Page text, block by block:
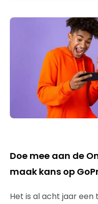
Doe mee aan de
maak kans op
Het is al acht jaar